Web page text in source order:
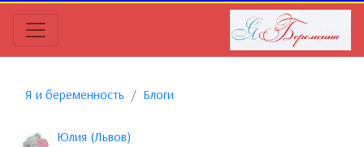
Я и беременность Блоги
Юлия (Львов)